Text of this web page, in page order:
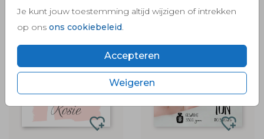
Je kunt jouw toestemming altijd wijzigen of intrekken
op ons ons cookiebeleid
Accepteren
Weigeren